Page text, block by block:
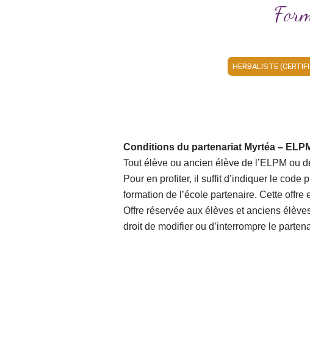
Conditions du partenariat Myrtéa –
Tout élève ou ancien élève de l’ELPM ou
Pour en profiter, il suffit d’indiquer le code
formation de l’école partenaire. Cette
Offre réservée aux élèves et anciens
droit de modifier ou d’interrompre le